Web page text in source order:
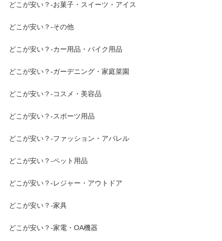
どこが安い？-お菓子・スイーツ・アイス
どこが安い？-その他
どこが安い？-カー用品・バイク用品
どこが安い？-ガーデニング・家庭菜園
どこが安い？-コスメ・美容品
どこが安い？-スポーツ用品
どこが安い？-ファッション・アパレル
どこが安い？-ペット用品
どこが安い？-レジャー・アウトドア
どこが安い？-家具
どこが安い？-家電・OA機器